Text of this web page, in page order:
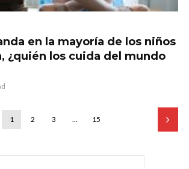
en la mayoría de los niños
¿quién los cuida del mundo
1 2 3 … 15